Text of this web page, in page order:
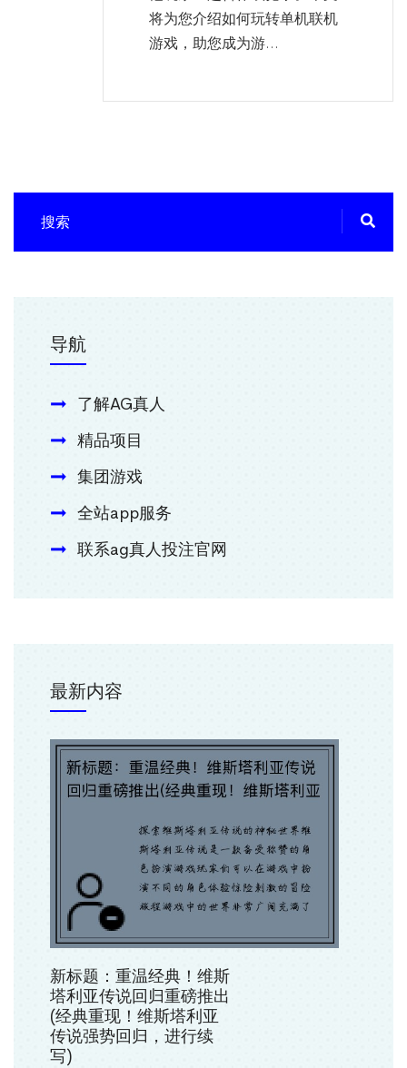
将为您介绍如何玩转单机联机
游戏，助您成为游...
导航
了解AG真人
精品项目
集团游戏
全站app服务
联系ag真人投注官网
最新内容
新标题：重温经典！维斯
塔利亚传说回归重磅推出
(经典重现！维斯塔利亚
传说强势回归，进行续
写)